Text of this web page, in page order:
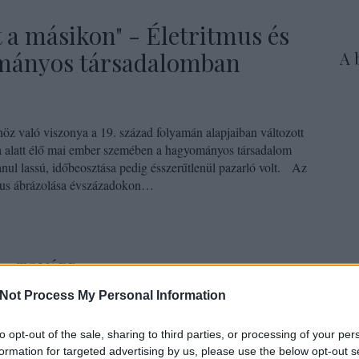
Process My Personal Information
opt-out of the sale, sharing to third parties, or processing of your
for targeted advertising by us, please use the below opt-out
másikon" - Életritmus és
társadalomban
való viszonya a 19. század folyamán alapjaiban változott
élő mai ember szemében a hagyományos társadalom
lassú, időbeosztása pedig ésszerűtlenül pazarló volt. Az
ábrázolása évszázadokon…
TOVÁBB
utazás óra vásár karácsony gyermek szabadidő
öregkor időbeosztás életritmus anyakönyvezés
A